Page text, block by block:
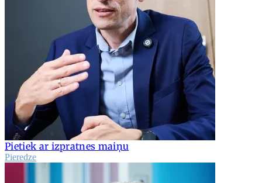
Pietiek ar izpratnes maiņu
Pieredze